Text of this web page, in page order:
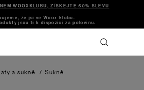
WOOXKLUBU, ZÍSKEJTE 50% SLEVU
že jsi ve Woox klubu.
jsou ti k dispozici za polovinu.
a sukně / Sukně